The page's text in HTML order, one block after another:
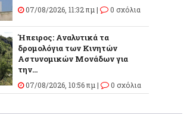
07/08/2026, 11:32 πμ | 0 σχόλια
Ήπειρος: Αναλυτικά τα
δρομολόγια των Κινητών
Αστυνομικών Μονάδων για
την...
07/08/2026, 10:56 πμ | 0 σχόλια